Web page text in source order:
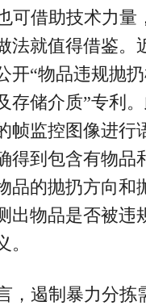
可借助技术力量
法就值得借鉴。
开“物品违规抛
存储介质”专利
帧监控图像进行
得到包含有物品
品的抛扔方向和
出物品是否被违
，遏制暴力分拣